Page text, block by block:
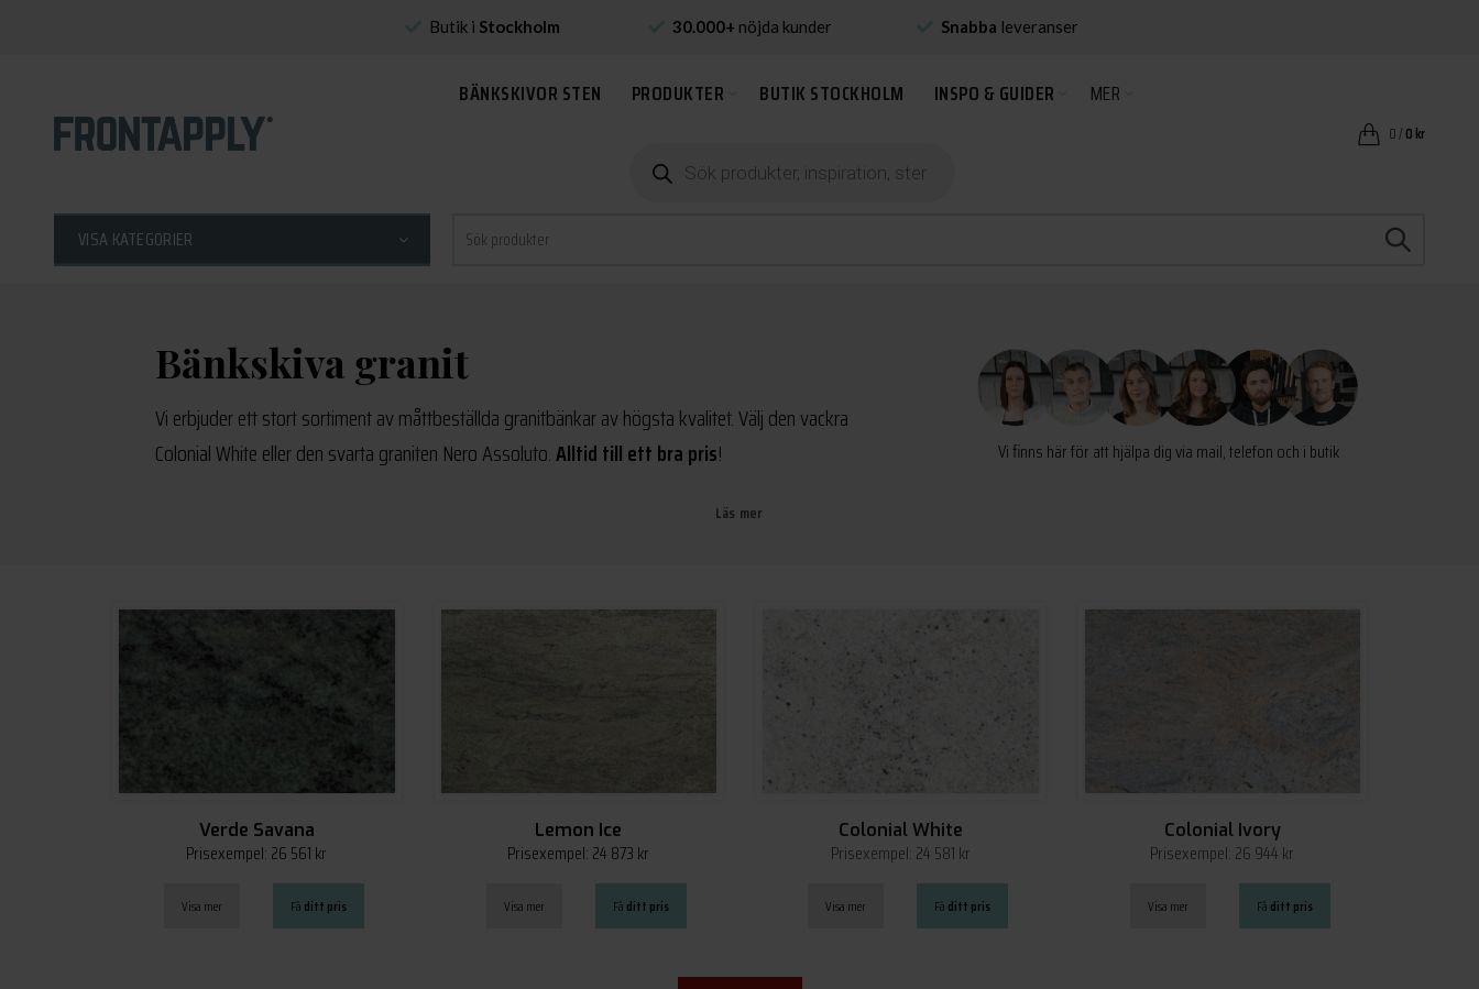
BÄNKSKIVOR STEN PRODUKTER BUTIK STOCKHOLM INSPO & GUIDER MER
0/0kr
VISA KATEGORIER
efter:
Bänkskiva granit
Vi erbjuder ett stort sortiment av måttbeställda granitbänkar av högsta kvalitet. Välj den vackra
Colonial White eller den svarta graniten Nero Assoluto.Alltid till ett bra pris! Vi finns här för att hjälpa dig via mail, telefon och i butik
Läs mer
Verde Savana
Prisexempel: 26 561 kr
Visa mer Få ditt pris
Lemon Ice
Prisexempel: 24 873 kr
Visa mer Få ditt pris
Colonial White
Prisexempel: 24 581 kr
Visa mer Få ditt pris
Colonial Ivory
Prisexempel: 26 944 kr
Visa mer Få ditt pris
Butik i Stockholm 30.000+ nöjda kunder Snabba leveranser